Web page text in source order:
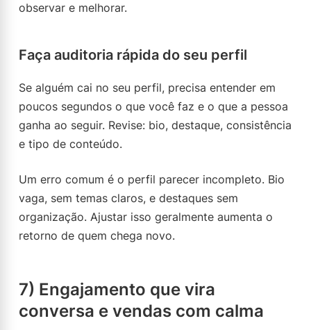
observar e melhorar.
Faça auditoria rápida do seu perfil
Se alguém cai no seu perfil, precisa entender em
poucos segundos o que você faz e o que a pessoa
ganha ao seguir. Revise: bio, destaque, consistência
e tipo de conteúdo.
Um erro comum é o perfil parecer incompleto. Bio
vaga, sem temas claros, e destaques sem
organização. Ajustar isso geralmente aumenta o
retorno de quem chega novo.
7) Engajamento que vira
conversa e vendas com calma